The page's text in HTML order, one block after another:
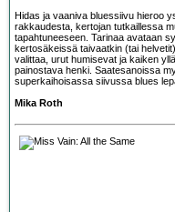
Hidas ja vaaniva bluessiivu hieroo
rakkaudesta, kertojan tutkaillessa
tapahtuneeseen. Tarinaa avataan
kertosäkeissä taivaatkin (tai
valittaa, urut humisevat ja kaiken
painostava henki. Saatesanoissa
superkaihoisassa siivussa blues
Mika Roth